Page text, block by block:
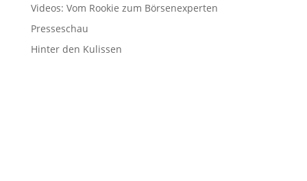
Videos: Vom Rookie zum Börsenexperten
Presseschau
Hinter den Kulissen